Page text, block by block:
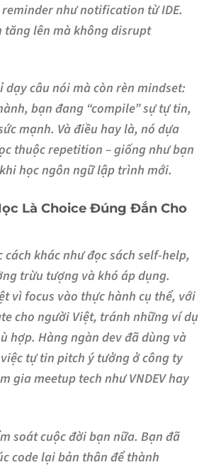
như notification từ IDE.
tăng lên mà không disrupt
dạy câu nói mà còn rèn mindset:
bạn đang “compile” sự tự tin,
mạnh. Và điều hay là, nó dựa
thuộc repetition – giống như bạn
học ngôn ngữ lập trình mới.
Là Choice Đúng Đắn Cho
cách khác như đọc sách self-help,
trừu tượng và khó áp dụng.
vì focus vào thực hành cụ thể, với
cho người Việt, tránh những ví dụ
hợp. Hàng ngàn dev đã dùng và
tự tin pitch ý tưởng ở công ty
gia meetup tech như VNDEV hay
soát cuộc đời bạn nữa. Bạn đã
code lại bản thân để thành